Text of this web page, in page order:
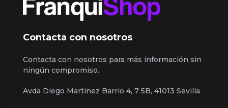
Contacta con nosotros
Contacta con nosotros para más información sin
ningún compromiso.
Avda Diego Martinez Barrio 4, 7 5B, 41013 Sevilla